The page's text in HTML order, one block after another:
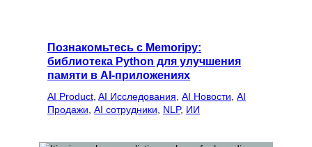
Познакомьтесь с Memoripy:
библиотека Python для улучшения
памяти в AI-приложениях
AI Product AI Исследования AI Новости AI
Продажи AI сотрудники NLP, ИИ